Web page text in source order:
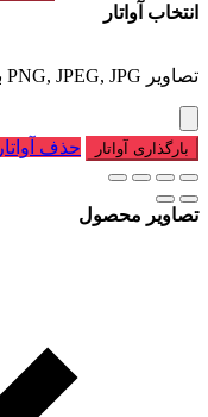
انتخاب آواتار
تصاویر PNG, JPEG, JPG بیشترین حجم مجاز 3 مگابایت
بارگذاری آواتار حذف آواتار
تصاویر محصول